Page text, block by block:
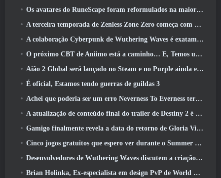
Os avatares do RuneScape foram reformulados na maior atualização visual do jogo nos últimos dez anos
A terceira temporada de Zenless Zone Zero começa com uma viagem para uma ilha Bangboo no céu, E para a plataforma Steam
A colaboração Cyberpunk de Wuthering Waves é exatamente o que eu quero dos meus eventos de crossover de videogame
O próximo CBT de Aniimo está a caminho… E, Temos uma janela oficial de lançamento
Aião 2 Global será lançado no Steam e no Purple ainda este ano
É oficial, Estamos tendo guerras de guildas 3
Achei que poderia ser um erro Neverness To Everness ter o evento Porsche Collab Gacha tão cedo, Mas eu estava errado
A atualização de conteúdo final do trailer de Destiny 2 é um grito de guerra
Gamigo finalmente revela a data do retorno de Gloria Victis, Será que sobreviverá na segunda vez?
Cinco jogos gratuitos que espero ver durante o Summer Game Fest
Desenvolvedores de Wuthering Waves discutem a criação da sequência de batalha Lahai-Roi Mech
Brian Holinka, Ex-especialista em design PvP de World Of Warcraft, Junta-se à equipe MMO de League Of Legends